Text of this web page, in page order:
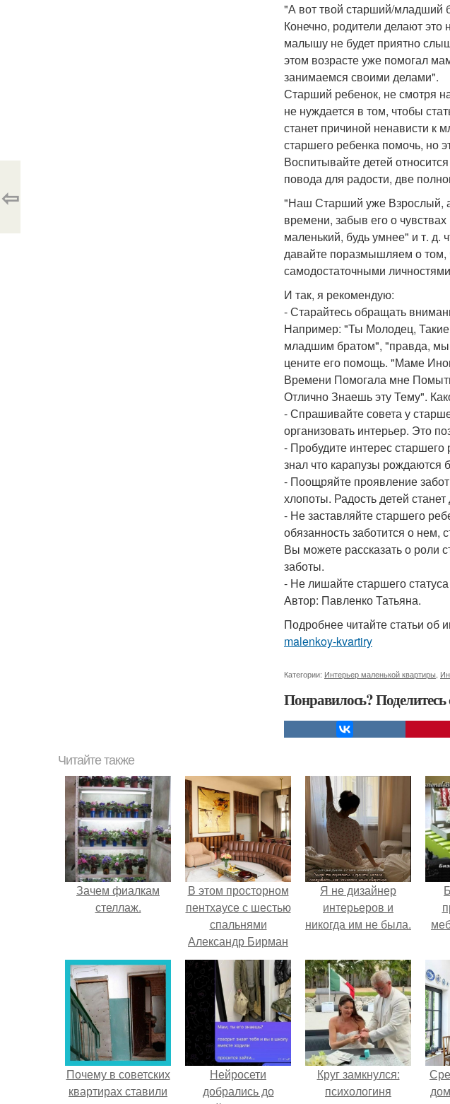
"А вот твой старший/младший
Конечно, родители делают
малышу не будет приятно
этом возрасте уже помогал
занимаемся своими делами".
Старший ребенок, не смотря
не нуждается в том, чтобы
станет причиной ненависти к
старшего ребенка помочь, но
Воспитывайте детей
повода для радости, две
"Наш Старший уже Взрослый,
времени, забыв его о
маленький, будь умнее" и т. д.
давайте поразмышляем о том,
самодостаточными
И так, я рекомендую:
- Старайтесь обращать
Например: "Ты Молодец,
младшим братом", "правда, мы
цените его помощь. "Маме
Времени Помогала мне
Отлично Знаешь эту Тему".
- Спрашивайте совета у
организовать интерьер. Это
- Пробудите интерес
знал что карапузы рождаются
- Поощряйте проявление
хлопоты. Радость детей
- Не заставляйте старшего
обязанность заботится о нем,
Вы можете рассказать о роли
заботы.
- Не лишайте старшего
Автор: Павленко Татьяна.
Подробнее читайте статьи об
malenkoy-kvartiry
Категории: Интерьер маленькой квартиры
Понравилось? Поделитесь
⇦
Читайте также
Зачем фиалкам
стеллаж.
В этом просторном
пентхаусе с шестью
спальнями
Александр Бирман
живет со своей
семьей.
Я не дизайнер
интерьеров и
никогда им не была.
Почему в советских
квартирах ставили
Нейросети
добрались до
Круг замкнулся:
психологиня